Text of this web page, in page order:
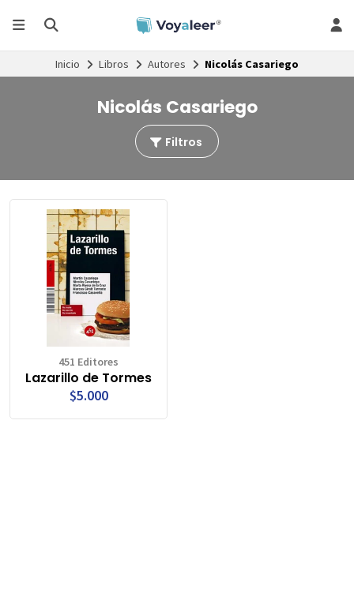
Inicio Libros Autores Nicolás Casariego
Nicolás Casariego
Filtros
451 Editores
Lazarillo de Tormes
$5.000